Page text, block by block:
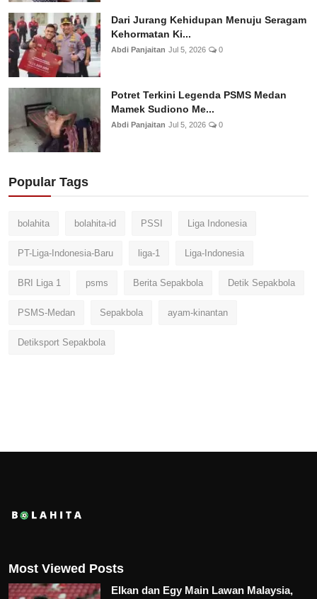
Dari Jurang Kehidupan Menuju Seragam
Kehormatan Ki...
Abdi Panjaitan Jul 5, 2026 0
Potret Terkini Legenda PSMS Medan
Mamek Sudiono Me...
Abdi Panjaitan Jul 5, 2026 0
Popular Tags
bolahita bolahita-id PSSI Liga Indonesia
PT-Liga-Indonesia-Baru liga-1 Liga-Indonesia
BRI Liga 1 psms Berita Sepakbola Detik Sepakbola
PSMS-Medan Sepakbola ayam-kinantan
Detiksport Sepakbola
Most Viewed Posts
Elkan dan Egy Main Lawan Malaysia,